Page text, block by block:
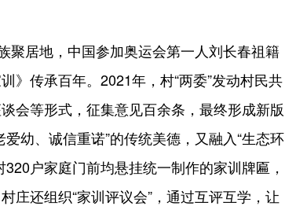
聚居地，中国参加奥运会第一人刘长春祖籍
》传承百年。2021年，村“两委”发动村民共
会等形式，征集意见百余条，最终形成新版
幼、诚信重诺”的传统美德，又融入“生态环
户家庭门前均悬挂统一制作的家训牌匾，
庄还组织“家训评议会”，通过互评互学，让